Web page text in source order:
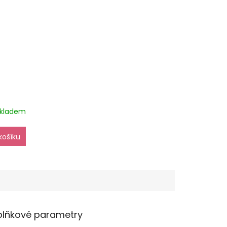
parametry